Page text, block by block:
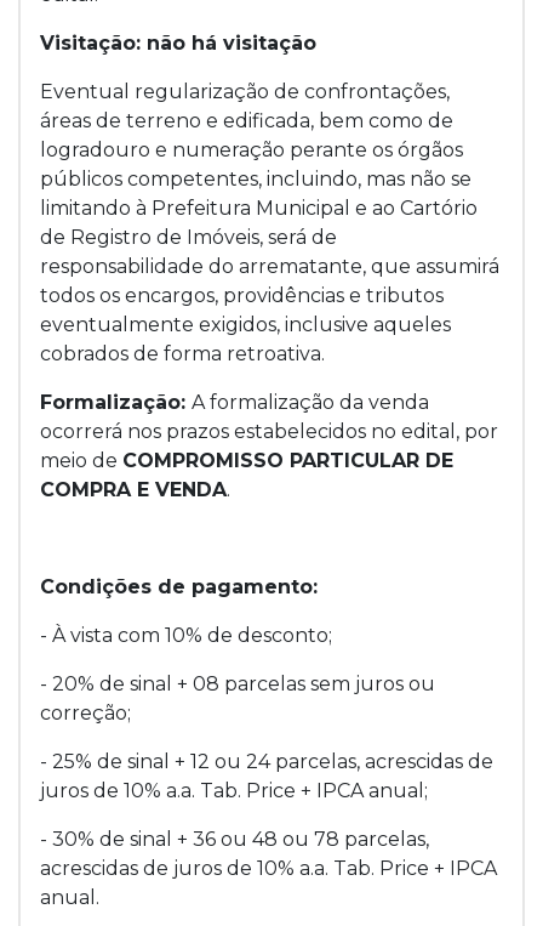
Visitação: não há visitação
Eventual regularização de confrontações,
áreas de terreno e edificada, bem como de
logradouro e numeração perante os órgãos
públicos competentes, incluindo, mas não se
limitando à Prefeitura Municipal e ao Cartório
de Registro de Imóveis, será de
responsabilidade do arrematante, que assumirá
todos os encargos, providências e tributos
eventualmente exigidos, inclusive aqueles
cobrados de forma retroativa.
Formalização: A formalização da venda
ocorrerá nos prazos estabelecidos no edital, por
meio de COMPROMISSO PARTICULAR DE
COMPRA E VENDA.
Condições de pagamento:
- À vista com 10% de desconto;
- 20% de sinal + 08 parcelas sem juros ou
correção;
- 25% de sinal + 12 ou 24 parcelas, acrescidas de
juros de 10% a.a. Tab. Price + IPCA anual;
- 30% de sinal + 36 ou 48 ou 78 parcelas,
acrescidas de juros de 10% a.a. Tab. Price + IPCA
anual.